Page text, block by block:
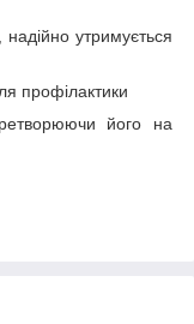
утримується
профілактики
його на